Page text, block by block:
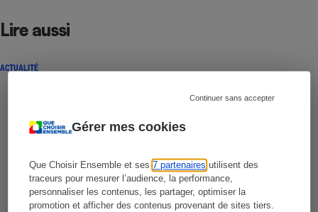
Gérer mes cookies
Que Choisir Ensemble et ses7 partenaires utilisent des
traceurs pour mesurer l’audience, la performance,
personnaliser les contenus, les partager, optimiser la
promotion et afficher des contenus provenant de sites tiers.
Continuer sans accepter
Lire aussi
ACTUALITÉ